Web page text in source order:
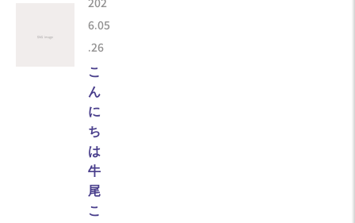
6.05
.26
こ
ん
に
ち
は
牛
尾
こ